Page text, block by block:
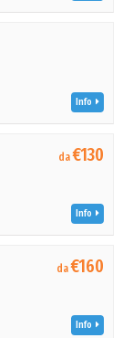
Info
da€130
Info
da€160
Info